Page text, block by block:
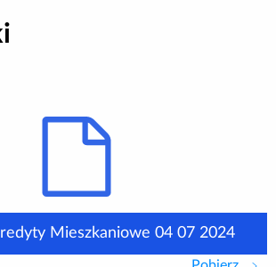
Mieszkaniowe 04 07 2024